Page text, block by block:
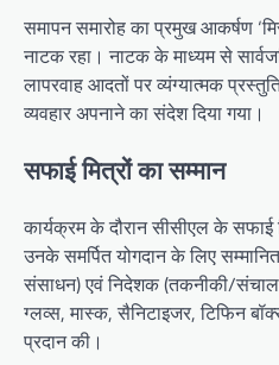
समापन समारोह का प्रमुख आकर्षण
नाटक रहा। नाटक के माध्यम से
लापरवाह आदतों पर व्यंग्यात्मक
व्यवहार अपनाने का संदेश दिया गया।
सफाई मित्रों का सम्मान
कार्यक्रम के दौरान सीसीएल के सफाई
उनके समर्पित योगदान के लिए
संसाधन) एवं निदेशक (तकनीकी/
ग्लव्स, मास्क, सैनिटाइजर, टिफिन
प्रदान की।